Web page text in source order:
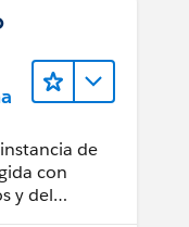
de
con
y del